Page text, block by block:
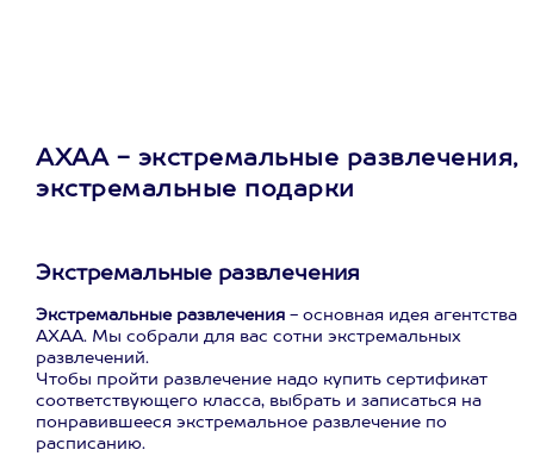
АХАА - экстремальные развлечения,
экстремальные подарки
Экстремальные развлечения
Экстремальные развлечения - основная идея агентства
АХАА. Мы собрали для вас сотни экстремальных
развлечений.
Чтобы пройти развлечение надо купить сертификат
соответствующего класса, выбрать и записаться на
понравившееся экстремальное развлечение по
расписанию.